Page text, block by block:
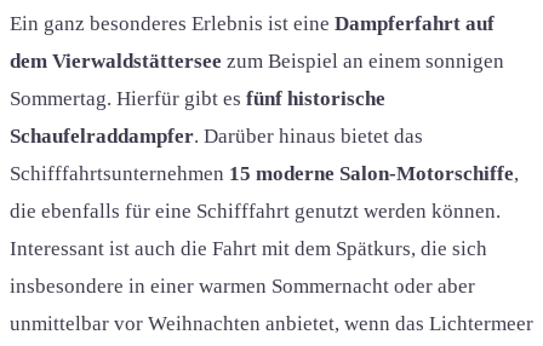
Ein ganz besonderes Erlebnis ist eine Dampferfahrt auf
dem Vierwaldstättersee zum Beispiel an einem sonnigen
Sommertag. Hierfür gibt es fünf historische
Schaufelraddampfer. Darüber hinaus bietet das
Schifffahrtsunternehmen 15 moderne Salon-Motorschiffe,
die ebenfalls für eine Schifffahrt genutzt werden können.
Interessant ist auch die Fahrt mit dem Spätkurs, die sich
insbesondere in einer warmen Sommernacht oder aber
unmittelbar vor Weihnachten anbietet, wenn das Lichtermeer